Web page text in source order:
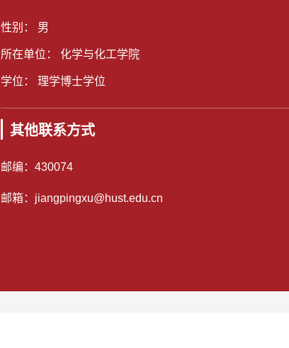
性别： 男
所在单位： 化学与化工学院
学位： 理学博士学位
其他联系方式
邮编： 430074
邮箱： jiangpingxu@hust.edu.cn